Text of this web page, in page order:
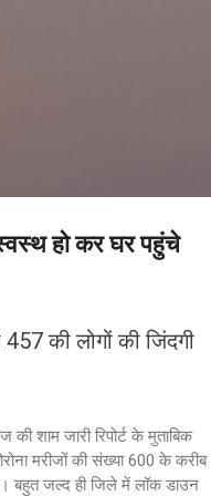
हो कर घर पहुंचे
की लोगों की जिंदगी
की शाम जारी रिपोर्ट के मुताबिक
मरीजों की संख्या 600 के करीब
बहुत जल्द ही जिले में लॉक डाउन